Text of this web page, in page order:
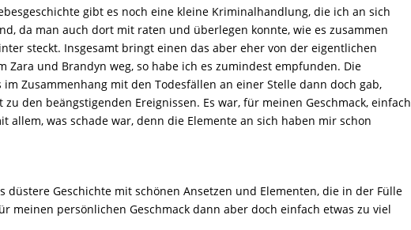
gibt es noch eine kleine Kriminalhandlung, die ich an sich
da man auch dort mit raten und überlegen konnte, wie es zusammen
steckt. Insgesamt bringt einen das aber eher von der eigentlichen
Zara und Brandyn weg, so habe ich es zumindest empfunden. Die
im Zusammenhang mit den Todesfällen an einer Stelle dann doch gab,
zu den beängstigenden Ereignissen. Es war, für meinen Geschmack, einfach
allem, was schade war, denn die Elemente an sich haben mir schon
düstere Geschichte mit schönen Ansetzen und Elementen, die in der Fülle
meinen persönlichen Geschmack dann aber doch einfach etwas zu viel